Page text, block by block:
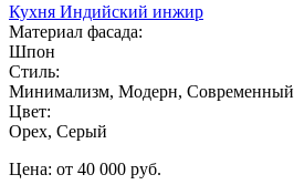
Кухня Индийский инжир
Материал фасада:
Шпон
Стиль:
Минимализм, Модерн, Современный
Цвет:
Орех, Серый
Цена: от 40 000 руб.